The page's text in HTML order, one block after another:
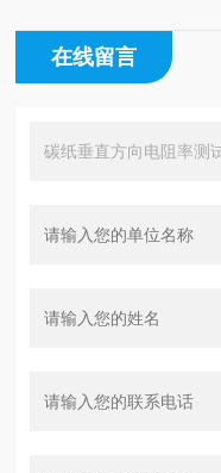
在线留言